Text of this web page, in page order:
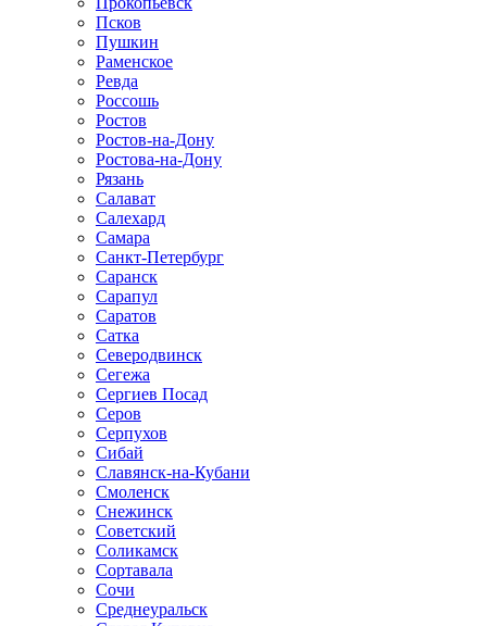
Псков
Пушкин
Раменское
Ревда
Россошь
Ростов
Ростов-на-Дону
Ростова-на-Дону
Рязань
Салават
Салехард
Самара
Санкт-Петербург
Саранск
Сарапул
Саратов
Сатка
Северодвинск
Сегежа
Сергиев Посад
Серов
Серпухов
Сибай
Славянск-на-Кубани
Смоленск
Снежинск
Советский
Соликамск
Сортавала
Сочи
Среднеуральск